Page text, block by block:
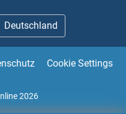
Deutschland
Cookie Settings
2026